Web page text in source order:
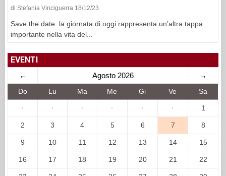
di Stefania Vinciguerra 18/12/23
Save the date: la giornata di oggi rappresenta un’altra tappa
importante nella vita del...
EVENTI
← Agosto 2026 →
Do Lu Ma Me Gi Ve Sa
· · · · · · 1
2 3 4 5 6 7 8
9 10 11 12 13 14 15
16 17 18 19 20 21 22